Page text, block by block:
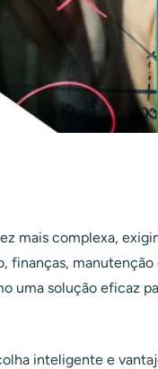
mais complexa,
finanças, manutenção
uma solução eficaz
inteligente e